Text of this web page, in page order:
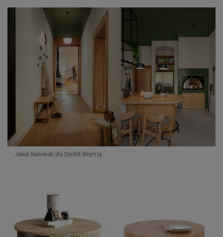
Jakub Nanowski dla Szydlik Wnętrza